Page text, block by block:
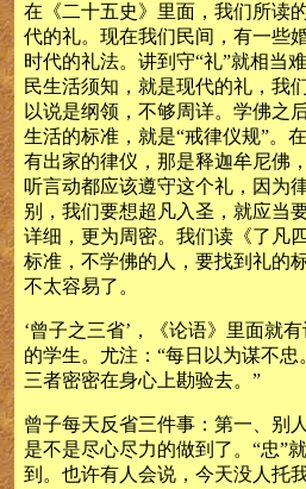
在《二十五史》里面，我们所读
代的礼。现在我们民间，有一些
时代的礼法。讲到守“礼”就相当
民生活须知，就是现代的礼，我
以说是纲领，不够周详。学佛之
生活的标准，就是“戒律仪规”。
有出家的律仪，那是释迦牟尼佛
听言动都应该遵守这个礼，因为
别，我们要想超凡入圣，就应当
详细，更为周密。我们读《了凡
标准，不学佛的人，要找到礼的
不太容易了。
‘曾子之三省’，《论语》里面就
的学生。尤注：“每日以为谋不忠
三者密密在身心上勘验去。”
曾子每天反省三件事：第一、别
是不是尽心尽力的做到了。“忠”
到。也许有人会说，今天没人托